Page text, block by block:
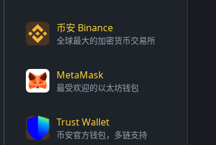
币安 Binance
全球最大的加密货币交易所
MetaMask
最受欢迎的以太坊钱包
Trust Wallet
币安官方钱包，多链支持